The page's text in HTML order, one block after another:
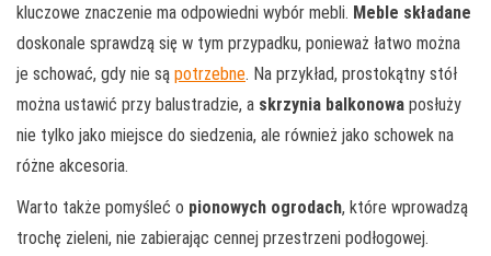
kluczowe znaczenie ma odpowiedni wybór mebli. Meble składane
doskonale sprawdzą się w tym przypadku, ponieważ łatwo można
je schować, gdy nie są potrzebne. Na przykład, prostokątny stół
można ustawić przy balustradzie, a skrzynia balkonowa posłuży
nie tylko jako miejsce do siedzenia, ale również jako schowek na
różne akcesoria.
Warto także pomyśleć o pionowych ogrodach, które wprowadzą
trochę zieleni, nie zabierając cennej przestrzeni podłogowej.